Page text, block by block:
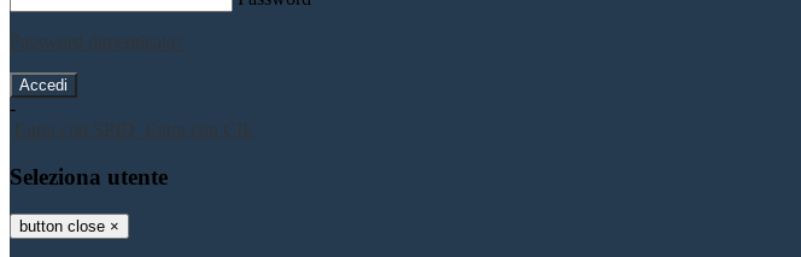
Password dimenticata?
-
Entra con SPID
Entra con CIE
Seleziona utente
button close ×